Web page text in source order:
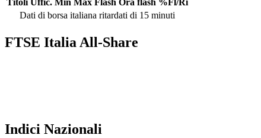
Dati di borsa italiana ritardati di 15 minuti
FTSE Italia All-Share
Indici Nazionali